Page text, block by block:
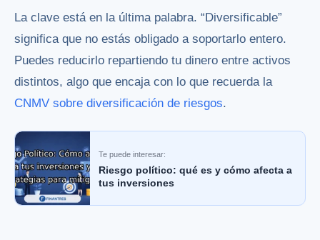
La clave está en la última palabra. “Diversificable”
significa que no estás obligado a soportarlo entero.
Puedes reducirlo repartiendo tu dinero entre activos
distintos, algo que encaja con lo que recuerda la
CNMV sobre diversificación de riesgos.
Te puede interesar:
Riesgo político: qué es y cómo afecta a
tus inversiones